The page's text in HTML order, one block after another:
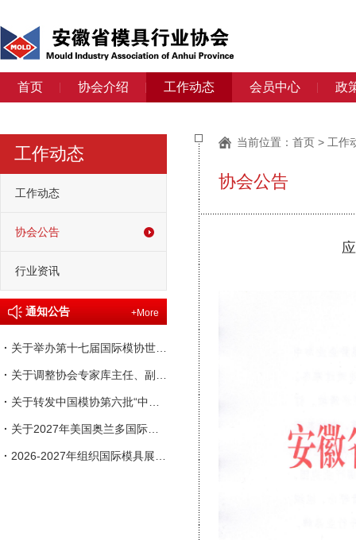
首页 协会介绍 工作动态 会员中心 政
工作动态
工作动态
协会公告
行业资讯
+More
通知公告
· 关于举办第十七届国际模协世界大会的通知
· 关于调整协会专家库主任、副主任人选的通知
· 关于转发中国模协第六批“中国模具行业企业信用等级评价”申报工作的通知
· 关于2027年美国奥兰多国际塑料展览会（NPE）参展的邀请函
· 2026-2027年组织国际模具展会一览表
当前位置： 首页 > 工作
协会公告